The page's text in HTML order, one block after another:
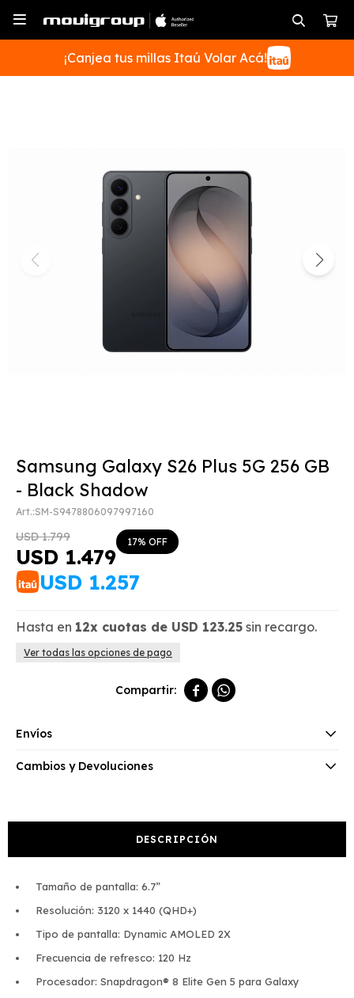

¡Canjea tus millas Itaú Volar Acá!
Samsung Galaxy S26 Plus 5G 256 GB
- Black Shadow
SM-S9478806097997160
USD 1.479
USD 1.799 17
USD 1.257
Hasta en 12x cuotas de USD 123.25 sin recargo.
Ver todas las opciones de pago
 
Envíos
Cambios y Devoluciones
DESCRIPCIÓN
Tamaño de pantalla: 6.7”
Resolución: 3120 x 1440 (QHD+)
Tipo de pantalla: Dynamic AMOLED 2X
Frecuencia de refresco: 120 Hz
Procesador: Snapdragon® 8 Elite Gen 5 para Galaxy